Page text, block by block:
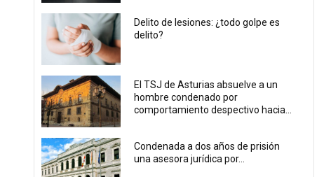
Delito de lesiones: ¿todo golpe es
delito?
El TSJ de Asturias absuelve a un
hombre condenado por
comportamiento despectivo hacia...
Condenada a dos años de prisión
una asesora jurídica por...